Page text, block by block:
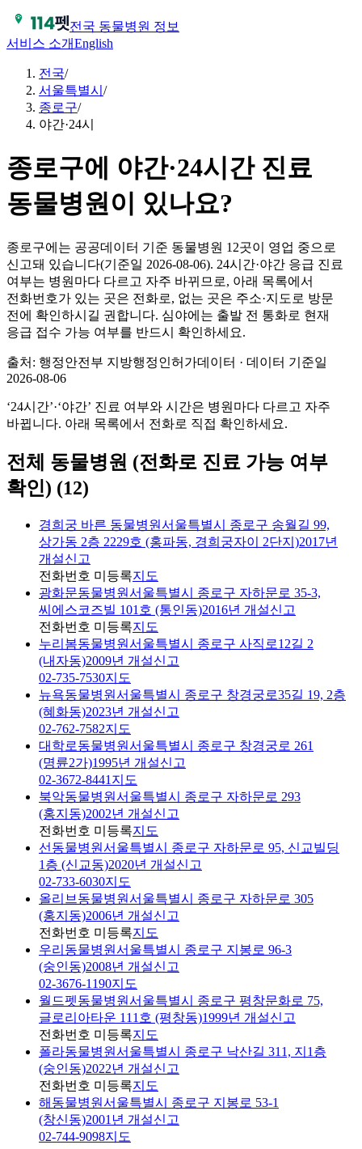
전국 동물병원 정보
서비스 소개English
전국/
서울특별시 /
종로구/
야간·24시
종로구에 야간·24시간 진료
동물병원이 있나요?
종로구에는 공공데이터 기준 동물병원 12곳이 영업 중으로
신고돼 있습니다(기준일 2026-08-06). 24시간·야간 응급 진료
여부는 병원마다 다르고 자주 바뀌므로, 아래 목록에서
전화번호가 있는 곳은 전화로, 없는 곳은 주소·지도로 방문
전에 확인하시길 권합니다. 심야에는 출발 전 통화로 현재
응급 접수 가능 여부를 반드시 확인하세요.
출처: 행정안전부 지방행정인허가데이터 · 데이터 기준일
2026-08-06
‘24시간’·‘야간’ 진료 여부와 시간은 병원마다 다르고 자주
바뀝니다. 아래 목록에서 전화로 직접 확인하세요.
전체 동물병원 (전화로 진료 가능 여부
확인) (12)
경희궁 바른 동물병원서울특별시 종로구 송월길 99,
상가동 2층 2229호 (홍파동, 경희궁자이 2단지)2017년
개설신고
전화번호 미등록지도
광화문동물병원서울특별시 종로구 자하문로 35-3,
씨에스코즈빌 101호 (통인동)2016년 개설신고
전화번호 미등록지도
누리봄동물병원서울특별시 종로구 사직로12길 2
(내자동)2009년 개설신고
02-735-7530지도
뉴욕동물병원서울특별시 종로구 창경궁로35길 19, 2층
(혜화동)2023년 개설신고
02-762-7582지도
대학로동물병원서울특별시 종로구 창경궁로 261
(명륜2가)1995년 개설신고
02-3672-8441 지도
북악동물병원서울특별시 종로구 자하문로 293
(홍지동)2002년 개설신고
전화번호 미등록지도
선동물병원서울특별시 종로구 자하문로 95, 신교빌딩
1층 (신교동)2020년 개설신고
02-733-6030지도
올리브동물병원서울특별시 종로구 자하문로 305
(홍지동)2006년 개설신고
전화번호 미등록지도
우리동물병원서울특별시 종로구 지봉로 96-3
(숭인동)2008년 개설신고
02-3676-1190지도
월드펫동물병원서울특별시 종로구 평창문화로 75,
글로리아타운 111호 (평창동)1999년 개설신고
전화번호 미등록지도
폴라동물병원서울특별시 종로구 낙산길 311, 지1층
(숭인동)2022년 개설신고
전화번호 미등록지도
해동물병원서울특별시 종로구 지봉로 53-1
(창신동)2001년 개설신고
02-744-9098지도